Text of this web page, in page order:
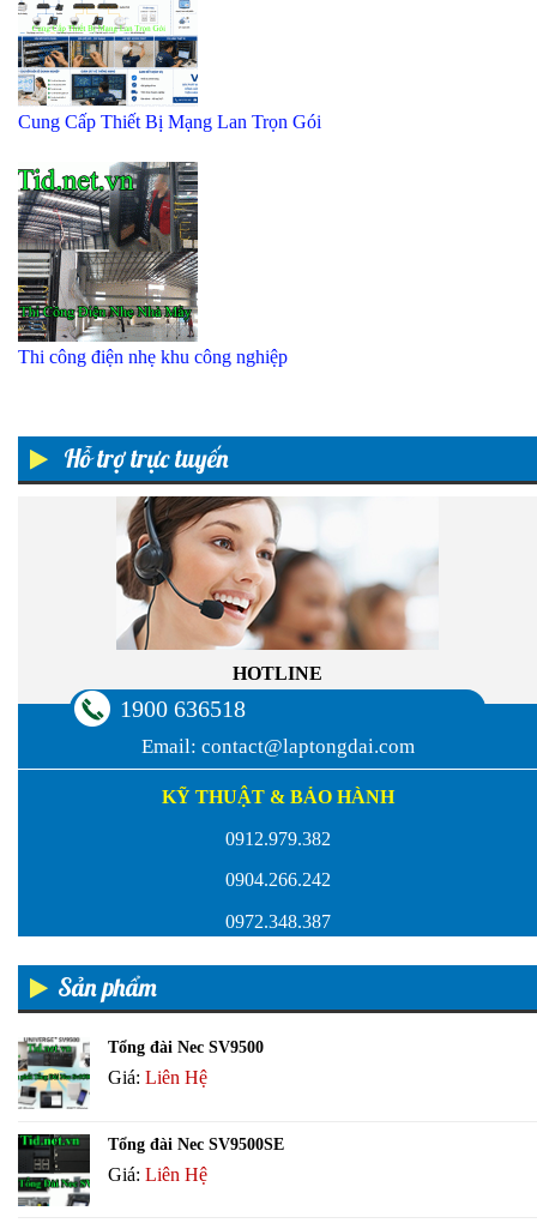
Hỗ trợ trực tuyến
HOTLINE
1900 636518
Email: contact@laptongdai.com
KỸ THUẬT & BẢO HÀNH
0912.979.382
0904.266.242
0972.348.387
Sản phẩm
Tổng đài Nec SV9500
Giá: Liên Hệ
Tổng đài Nec SV9500SE
Giá: Liên Hệ
Cung Cấp Thiết Bị Mạng Lan Trọn Gói
Thi công điện nhẹ khu công nghiệp